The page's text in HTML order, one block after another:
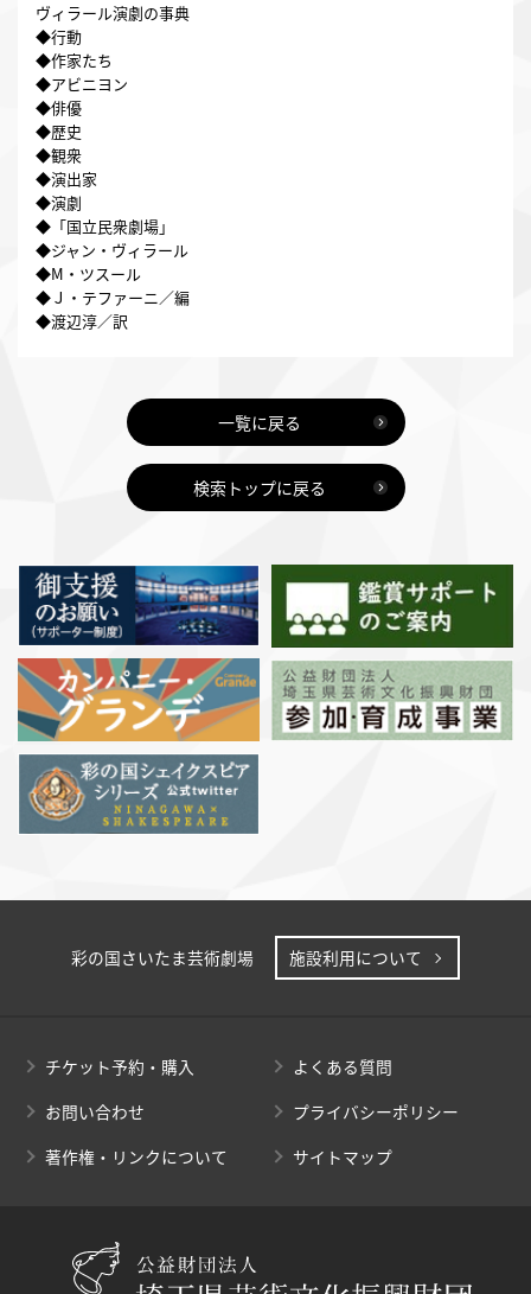
ヴィラール演劇の事典
◆行動
◆作家たち
◆アビニヨン
◆俳優
◆歴史
◆観衆
◆演出家
◆演劇
◆「国立民衆劇場」
◆ジャン・ヴィラール
◆M・ツスール
◆Ｊ・テファーニ／編
◆渡辺淳／訳
一覧に戻る
検索トップに戻る
彩の国さいたま芸術劇場 施設利用について
チケット予約・購入
よくある質問
お問い合わせ
プライバシーポリシー
著作権・リンクについて
サイトマップ